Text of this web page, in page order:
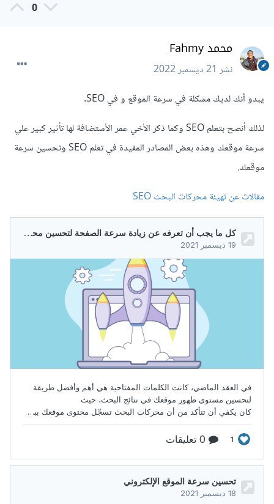
0
محمد Fahmy
نشر21 ديسمبر 2022
يبدو أنك لديك مشكلة في سرعة الموقع و في SEO.
لذلك أنصح بتعلم SEO وكما ذكر الأخي عمر الأستضافة لها تأثير كبير علي
سرعة موقعك وهذه بعض المصادر المفيدة في تعلم SEO وتحسين سرعة
موقعك.
مقالات عن تهيئة محركات البحث SEO